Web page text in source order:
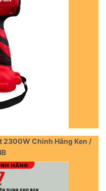
2300W Chinh Hãng Ken /